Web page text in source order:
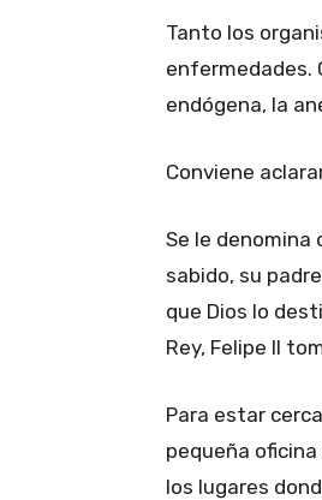
Tanto los
enfermedades.
endógena, la
Conviene
Se le denomina
sabido, su
que Dios lo
Rey, Felipe II
Para estar
pequeña
los lugares